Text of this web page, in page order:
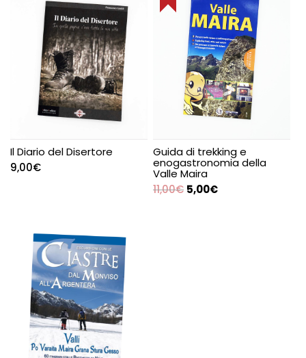
Il Diario del Disertore
9,00€
Guida di trekking e
enogastronomia della
Valle Maira
11,00€ 5,00€